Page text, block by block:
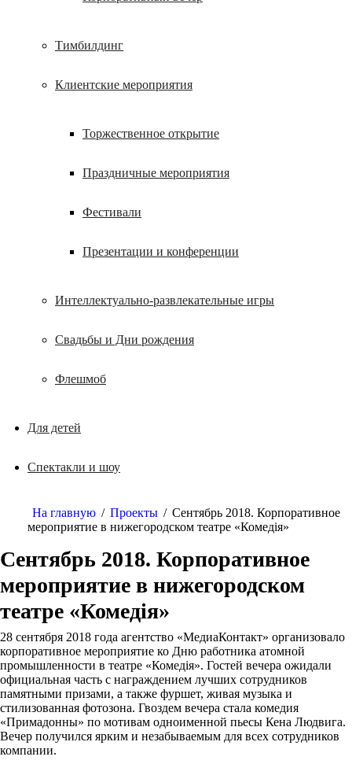
Тимбилдинг
Клиентские мероприятия
Торжественное открытие
Праздничные мероприятия
Фестивали
Презентации и конференции
Интеллектуально-развлекательные игры
Свадьбы и Дни рождения
Флешмоб
Для детей
Спектакли и шоу
На главную / Проекты / Сентябрь 2018. Корпоративное
мероприятие в нижегородском театре «Комедiя»
Сентябрь 2018. Корпоративное
мероприятие в нижегородском
театре «Комедiя»
28 сентября 2018 года агентство «МедиаКонтакт» организовало
корпоративное мероприятие ко Дню работника атомной
промышленности в театре «Комедiя». Гостей вечера ожидали
официальная часть с награждением лучших сотрудников
памятными призами, а также фуршет, живая музыка и
стилизованная фотозона. Гвоздем вечера стала комедия
«Примадонны» по мотивам одноименной пьесы Кена Людвига.
Вечер получился ярким и незабываемым для всех сотрудников
компании.